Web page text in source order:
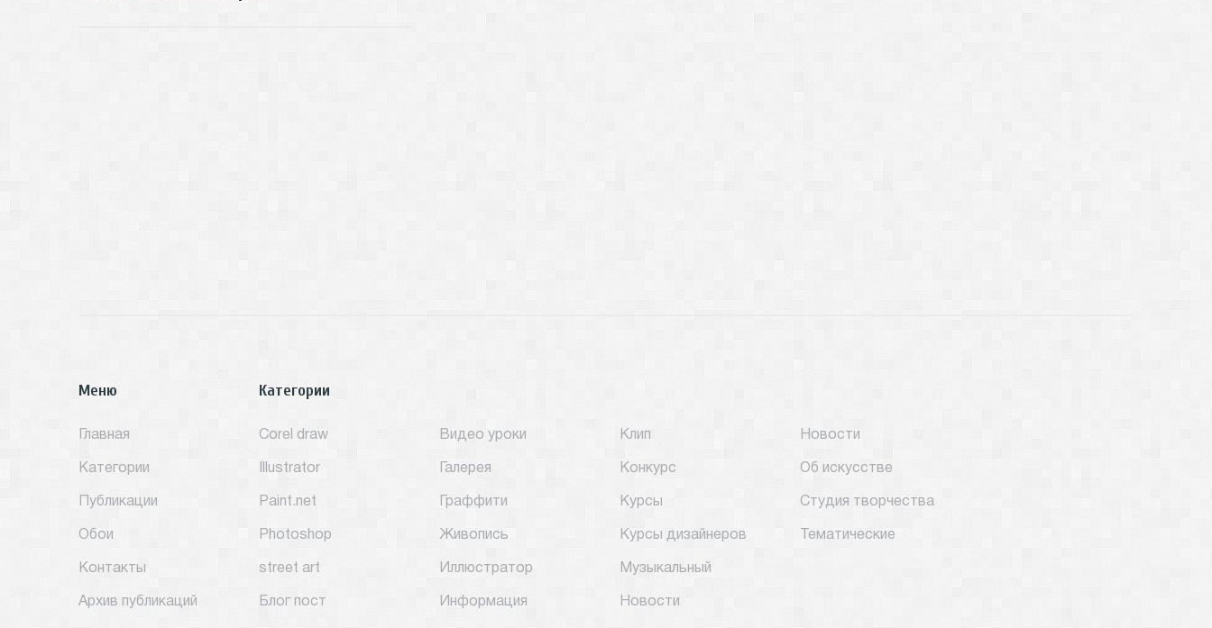
Меню
Главная
Категории
Публикации
Обои
Контакты
Архив публикаций
Категории
Corel draw
Illustrator
Paint.net
Photoshop
street art
Блог пост
Видео уроки
Галерея
Граффити
Живопись
Иллюстратор
Информация
Клип
Конкурс
Курсы
Курсы дизайнеров
Музыкальный
Новости
Новости
Об искусстве
Студия творчества
Тематические